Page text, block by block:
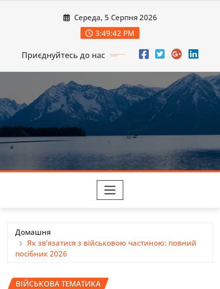
Середа, 5 Серпня 2026
3:49:44 PM
Приєднуйтесь до нас
Домашня
Як зв’язатися з військовою частиною: повний
посібник 2026
ВІЙСЬКОВА ТЕМАТИКА